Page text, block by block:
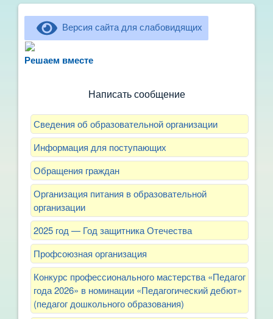
Версия сайта для слабовидящих
Решаем вместерассказать о воспитателях? Знаете, как
Написать сообщение
Сведения об образовательной организации
Информация для поступающих
Обращения граждан
Организация питания в образовательной
организации
2025 год — Год защитника Отечества
Профсоюзная организация
Конкурс профессионального мастерства «Педагог
года 2026» в номинации «Педагогический дебют»
(педагог дошкольного образования)